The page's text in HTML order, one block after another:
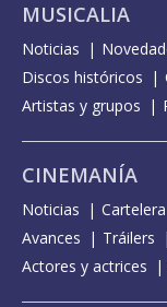
MUSICALIA
Noticias
Discos históricos
Artistas y grupos
CINEMANÍA
Noticias Cartelera
Avances
Tráilers
Actores y actrices